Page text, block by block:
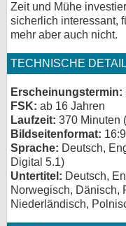
Zeit und Mühe
sicherlich interessant,
mehr aber auch nicht.
TECHNISCHE
Erscheinungstermin:
FSK: ab 16 Jahren
Laufzeit: 370 Minuten
Bildseitenformat:
Sprache: Deutsch,
Digital 5.1)
Untertitel: Deutsch,
Norwegisch, Dänisch,
Niederländisch,